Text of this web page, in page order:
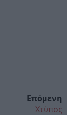
Επόμενη
Χτύπος